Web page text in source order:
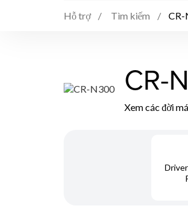
Hỗ trợ Tìm kiếm
CR-
Xem các đời